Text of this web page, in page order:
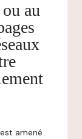
au
amené